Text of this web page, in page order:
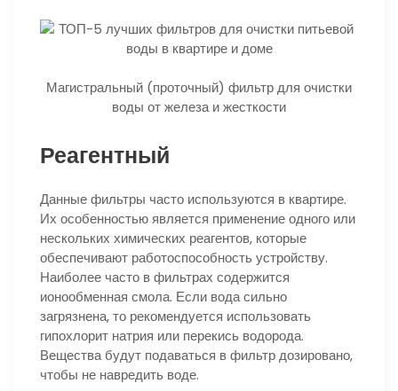
Магистральный (проточный) фильтр для очистки
воды от железа и жесткости
Реагентный
Данные фильтры часто используются в квартире.
Их особенностью является применение одного или
нескольких химических реагентов, которые
обеспечивают работоспособность устройству.
Наиболее часто в фильтрах содержится
ионообменная смола. Если вода сильно
загрязнена, то рекомендуется использовать
гипохлорит натрия или перекись водорода.
Вещества будут подаваться в фильтр дозировано,
чтобы не навредить воде.